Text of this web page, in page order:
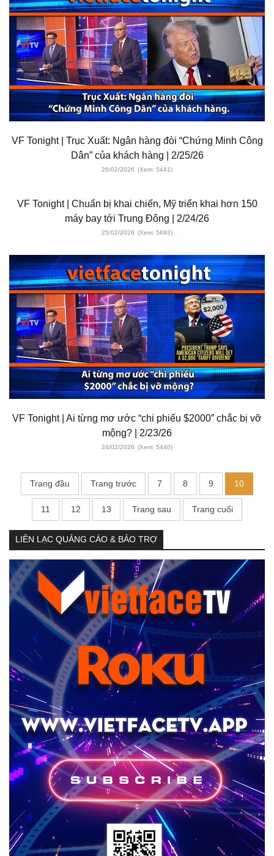
VF Tonight | Trục Xuất: Ngân hàng đòi “Chứng Minh Công
Dân” của khách hàng | 2/25/26
26/02/2026 (Xem: 5441)
VF Tonight | Chuẩn bị khai chiến, Mỹ triển khai hơn 150
máy bay tới Trung Đông | 2/24/26
25/02/2026 (Xem: 5693)
VF Tonight | Ai từng mơ ước “chi phiếu $2000” chắc bị vỡ
mộng? | 2/23/26
24/02/2026 (Xem: 5440)
Trang đầu Trang trước 7 8 9 10
11 12 13 Trang sau Trang cuối
LIÊN LẠC QUẢNG CÁO & BẢO TRỢ